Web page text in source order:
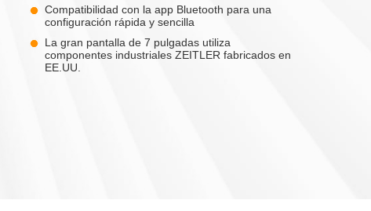
Compatibilidad con la app Bluetooth para una
configuración rápida y sencilla
La gran pantalla de 7 pulgadas utiliza
componentes industriales ZEITLER fabricados en
EE.UU.